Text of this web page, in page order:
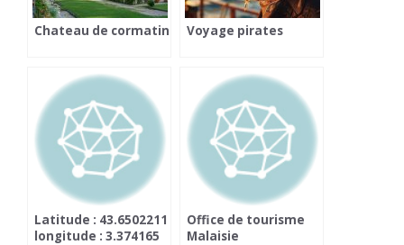
Chateau de cormatin Voyage pirates
Latitude : 43.6502211
longitude : 3.374165
Office de tourisme
Malaisie